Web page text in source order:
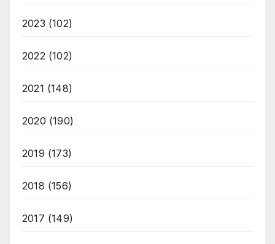
2023 (102)
2022(102)
2021 (148)
2020 (190)
2019 (173)
2018 (156)
2017 (149)